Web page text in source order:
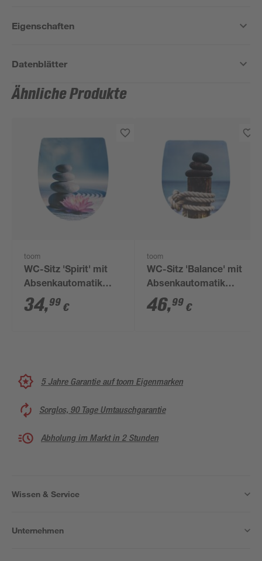
Eigenschaften
Datenblätter
Ähnliche Produkte
toom
WC-Sitz 'Spirit' mit
Absenkautomatik
Kunststoff
34,99 €
toom
WC-Sitz 'Balance' mit
Absenkautomatik
Duroplast
46,99 €
5 Jahre Garantie auf toom Eigenmarken
Sorglos, 90 Tage Umtauschgarantie
Abholung im Markt in 2 Stunden
Wissen & Service
Unternehmen